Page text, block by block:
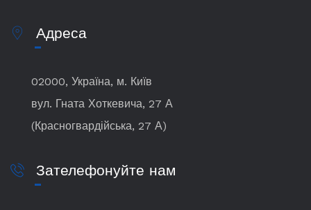
Адреса
02000, Україна, м. Київ
вул. Гната Хоткевича, 27 А
(Красногвардійська, 27 А)
Зателефонуйте нам